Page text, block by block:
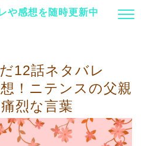
や感想を随時更新中
12話ネタバレ
！ニテンスの父親
烈な言葉